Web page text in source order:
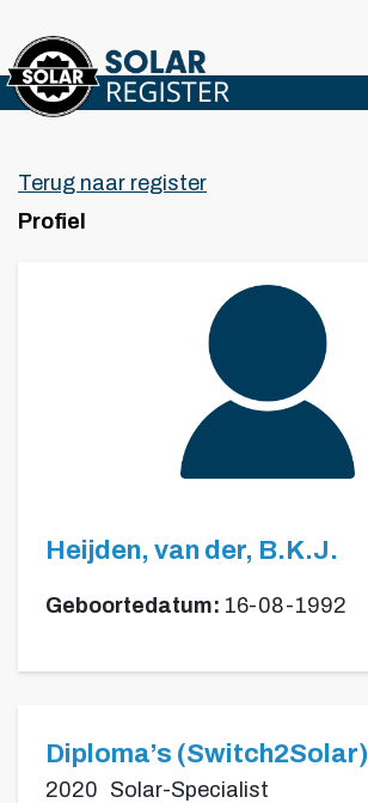
Terug naar register
Profiel
Heijden, van der, B.K.J.
Geboortedatum: 16-08-1992
Diploma’s (Switch2Solar)
2020 Solar-Specialist